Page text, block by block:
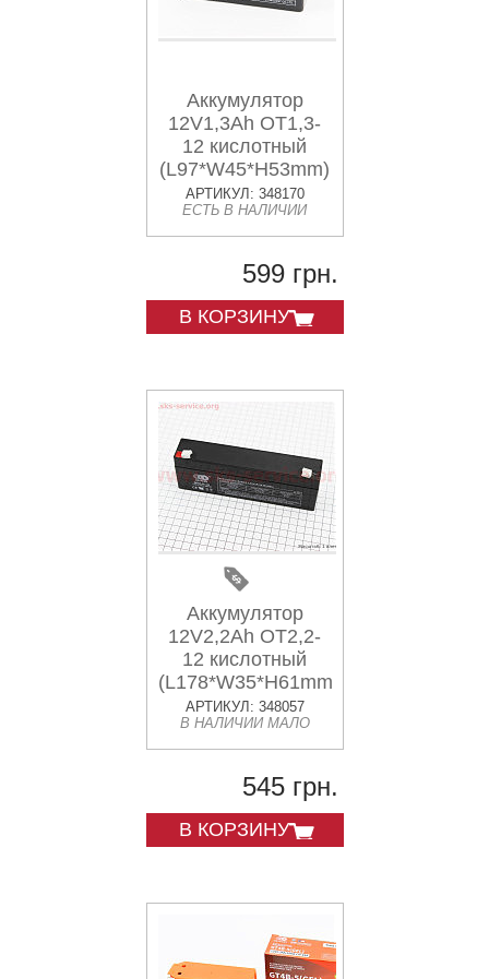
Аккумулятор
12V1,3Ah OT1,3-
12 кислотный
(L97*W45*H53mm)
для ИБП, игрушек
и др.
АРТИКУЛ: 348170
ЕСТЬ В НАЛИЧИИ
599 грн.
В КОРЗИНУ
Аккумулятор
12V2,2Ah OT2,2-
12 кислотный
(L178*W35*H61mm)
для ИБП, игрушек
и др.
АРТИКУЛ: 348057
В НАЛИЧИИ МАЛО
545 грн.
В КОРЗИНУ